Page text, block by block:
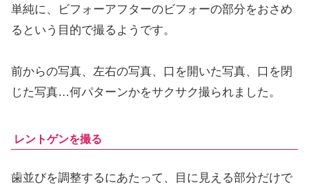
単純に、ビフォーアフターのビフォーの部分をおさめ
るという目的で撮るようです。
前からの写真、左右の写真、口を開いた写真、口を閉
じた写真…何パターンかをサクサク撮られました。
レントゲンを撮る
歯並びを調整するにあたって、目に見える部分だけで